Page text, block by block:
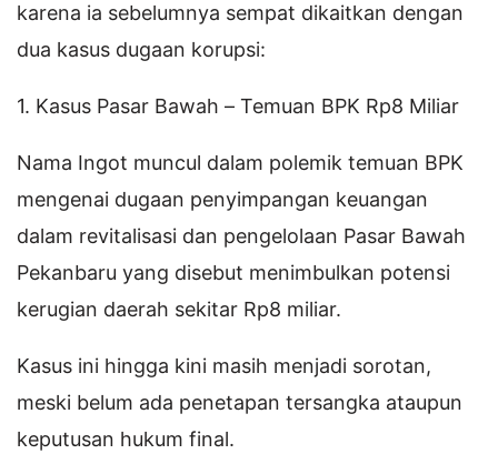
karena ia sebelumnya sempat dikaitkan dengan
dua kasus dugaan korupsi:
1. Kasus Pasar Bawah – Temuan BPK Rp8 Miliar
Nama Ingot muncul dalam polemik temuan BPK
mengenai dugaan penyimpangan keuangan
dalam revitalisasi dan pengelolaan Pasar Bawah
Pekanbaru yang disebut menimbulkan potensi
kerugian daerah sekitar Rp8 miliar.
Kasus ini hingga kini masih menjadi sorotan,
meski belum ada penetapan tersangka ataupun
keputusan hukum final.